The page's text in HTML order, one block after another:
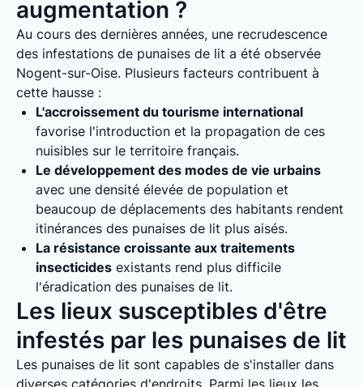
augmentation ?
Au cours des dernières années, une recrudescence
des infestations de punaises de lit a été observée
Nogent-sur-Oise. Plusieurs facteurs contribuent à
cette hausse :
L'accroissement du tourisme international
favorise l'introduction et la propagation de ces
nuisibles sur le territoire français.
Le développement des modes de vie urbains
avec une densité élevée de population et
beaucoup de déplacements des habitants rendent
itinérances des punaises de lit plus aisés.
La résistance croissante aux traitements
insecticides existants rend plus difficile
l'éradication des punaises de lit.
Les lieux susceptibles d'être
infestés par les punaises de lit
Les punaises de lit sont capables de s'installer dans
diverses catégories d'endroits. Parmi les lieux les